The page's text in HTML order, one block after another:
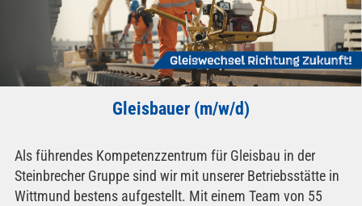
Gleisbauer (m/w/d)
Als führendes Kompetenzzentrum für Gleisbau in der
Steinbrecher Gruppe sind wir mit unserer Betriebsstätte in
Wittmund bestens aufgestellt. Mit einem Team von 55